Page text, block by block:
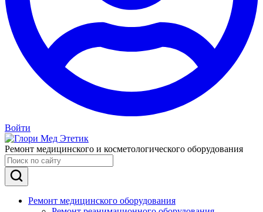
Войти
Ремонт медицинского и косметологического оборудования
Ремонт медицинского оборудования